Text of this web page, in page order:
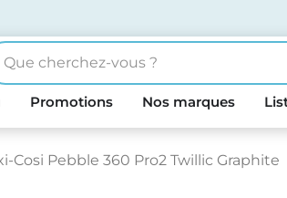
Promotions Nos marques
Cosi Pebble 360 Pro2 Twillic Graphite